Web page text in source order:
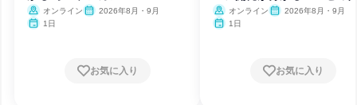
オンライン
2026年8月・9月
1日
お気に入り
オンライン
2026年8月・9月
1日
お気に入り